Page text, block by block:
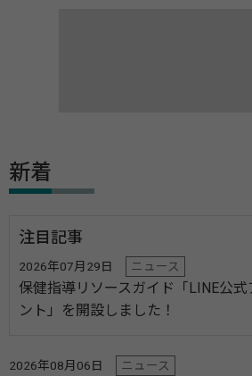
新着
注目記事
2026年07月29日 ニュース
保健指導リソースガイド「LINE公式
ント」を開設しました！
2026年08月06日 ニュース